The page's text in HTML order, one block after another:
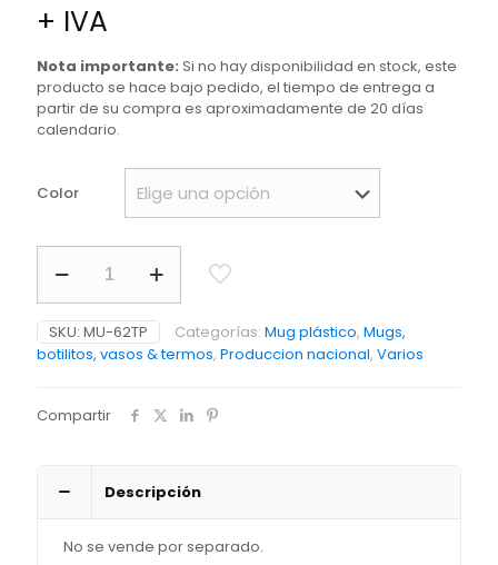
+ IVA
Nota importante: Si no hay disponibilidad en stock, este
producto se hace bajo pedido, el tiempo de entrega a
partir de su compra es aproximadamente de 20 días
calendario.
Color
plastica
Para
Mug
Orbit
(Incluye
PRECIO
cantidad
SKU: MU-62TP Categorías: Mug plástico, Mugs,
botilitos, vasos & termos, Produccion nacional, Varios
Compartir
Descripción
No se vende por separado.